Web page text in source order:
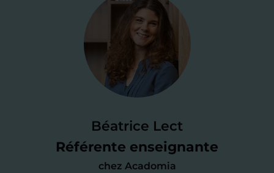
Béatrice Lect
Référente enseignante
chez Acadomia
Je valide ma
candidature
test de 15 minutes
des programmes scolaires(et pouvoir
me mettre à jour au besoin) et
j’échange en direct avec un chargé de